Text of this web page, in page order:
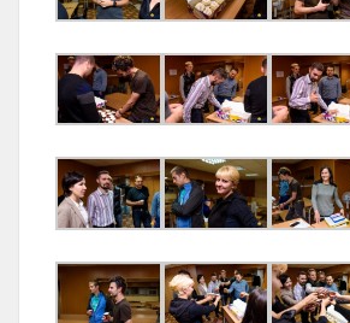
БАЗОВИЙ МОДУЛЬ
ТЕСТУВАННЯ
РОЗШИРЕНИЙ
МОДУЛЬ З
АВТОМАТИЗАЦІЇ
ТЕСТУВАННЯ
ПРОГРАМУВАННЯ